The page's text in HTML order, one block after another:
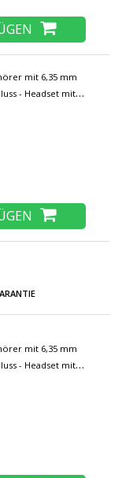
mit 6,35 mm
- Headset mit
Weiß
mit 6,35 mm
- Headset mit